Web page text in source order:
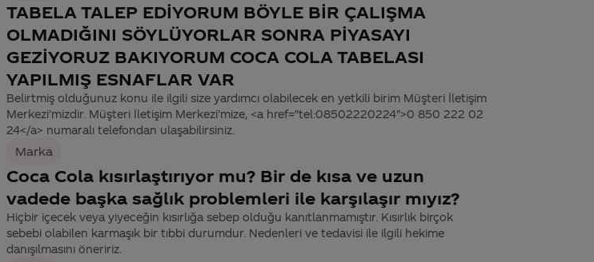
TABELA TALEP EDİYORUM BÖYLE BİR ÇALIŞMA
OLMADIĞINI SÖYLÜYORLAR SONRA PİYASAYI
GEZİYORUZ BAKIYORUM COCA COLA TABELASI
YAPILMIŞ ESNAFLAR VAR
Belirtmiş olduğunuz konu ile ilgili size yardımcı olabilecek en yetkili birim Müşteri İletişim
Merkezi’mizdir. Müşteri İletişim Merkezi’mize, <a href="tel:08502220224">0 850 222 02
24</a> numaralı telefondan ulaşabilirsiniz.
Marka
Coca Cola kısırlaştırıyor mu? Bir de kısa ve uzun
vadede başka sağlık problemleri ile karşılaşır mıyız?
Hiçbir içecek veya yiyeceğin kısırlığa sebep olduğu kanıtlanmamıştır. Kısırlık birçok
sebebi olabilen karmaşık bir tıbbi durumdur. Nedenleri ve tedavisi ile ilgili hekime
danışılmasını öneririz.